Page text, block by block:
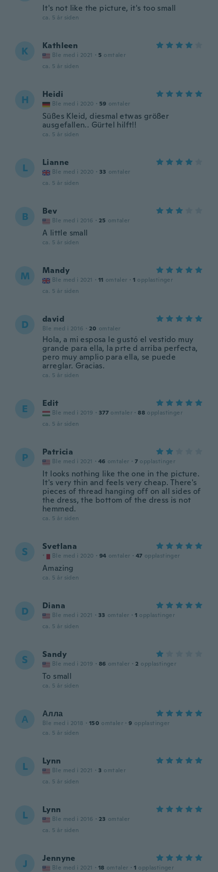
It's not like the picture, it's too small
ca. 5 år siden
K Kathleen
Ble med i 2021 · 5 omtaler
ca. 5 år siden
H Heidi
Ble med i 2020 · 59 omtaler
Süßes Kleid, diesmal etwas größer
ausgefallen.. Gürtel hilft!!
ca. 5 år siden
L Lianne
Ble med i 2020 · 33 omtaler
ca. 5 år siden
B Bev
Ble med i 2016 · 25 omtaler
A little small
ca. 5 år siden
M Mandy
Ble med i 2021 · 11 omtaler · 1 opplastinger
ca. 5 år siden
D david
Ble med i 2016 · 20 omtaler
Hola, a mi esposa le gustó el vestido muy
grande para ella, la prte d arriba perfecta,
pero muy amplio para ella, se puede
arreglar. Gracias.
ca. 5 år siden
E Edit
Ble med i 2019 · 377 omtaler · 88 opplastinger
ca. 5 år siden
P Patricia
Ble med i 2021 · 46 omtaler · 7 opplastinger
It looks nothing like the one in the picture.
It's very thin and feels very cheap. There's
pieces of thread hanging off on all sides of
the dress, the bottom of the dress is not
hemmed.
ca. 5 år siden
S Svetlana
Ble med i 2020 · 94 omtaler · 47 opplastinger
Amazing
ca. 5 år siden
D Diana
Ble med i 2021 · 33 omtaler · 1 opplastinger
ca. 5 år siden
S Sandy
Ble med i 2019 · 86 omtaler · 2 opplastinger
To small
ca. 5 år siden
А Алла
Ble med i 2018 · 150 omtaler · 9 opplastinger
ca. 5 år siden
L Lynn
Ble med i 2021 · 3 omtaler
ca. 5 år siden
L Lynn
Ble med i 2016 · 23 omtaler
ca. 5 år siden
J Jennyne
Ble med i 2021 · 18 omtaler · 1 opplastinger